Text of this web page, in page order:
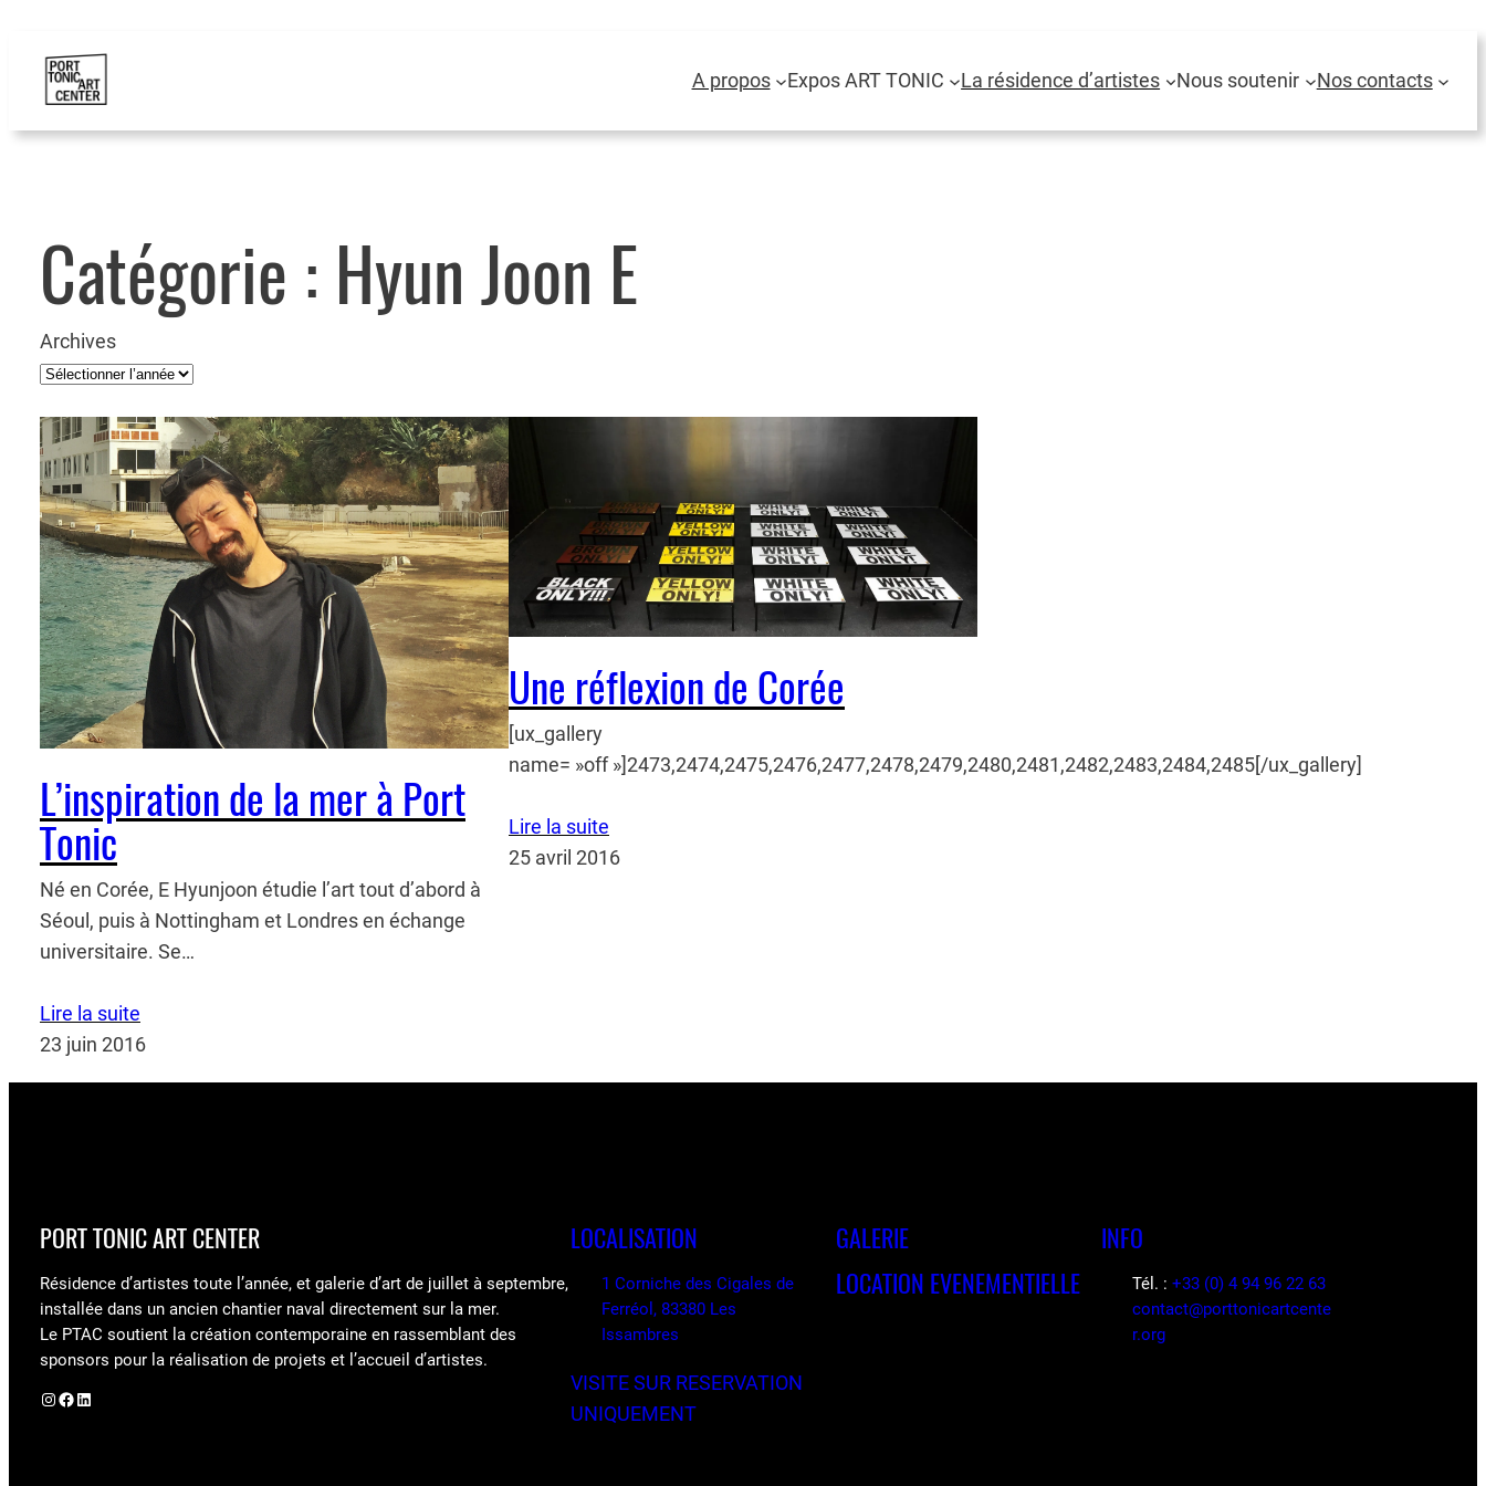
A propos Expos ART TONIC La résidence d’artistes Nous soutenir Nos contacts
Catégorie : Hyun Joon E
Archives
L’inspiration de la mer à Port
Tonic
Né en Corée, E Hyunjoon étudie l’art tout d’abord à
Séoul, puis à Nottingham et Londres en échange
universitaire. Se…
Lire la suite
23 juin 2016
Une réflexion de Corée
[ux_gallery
name= »off »]2473,2474,2475,2476,2477,2478,2479,2480,2481,2482,2483,2484,2485[/ux_gallery]
Lire la suite
25 avril 2016
PORT TONIC ART CENTER
Résidence d’artistes toute l’année, et galerie d’art de juillet à septembre,
installée dans un ancien chantier naval directement sur la mer.
Le PTAC soutient la création contemporaine en rassemblant des
sponsors pour la réalisation de projets et l’accueil d’artistes.
Instagram Facebook LinkedIn
LOCALISATION
1 Corniche des Cigales de
Ferréol, 83380 Les
Issambres
VISITE SUR RESERVATION
UNIQUEMENT
GALERIE
LOCATION EVENEMENTIELLE
INFO
Tél. : +33 (0) 4 94 96 22 63
contact@porttonicartcente
r.org